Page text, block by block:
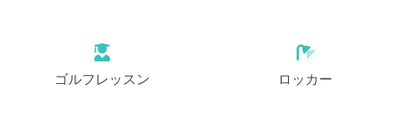
ゴルフレッスン ロッカー